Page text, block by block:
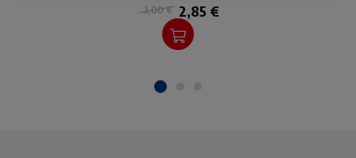
storia e di devozione. Lo
stile è semplice ed efficace,
la scelta fotografica ricca e
3,00 € 2,85 €